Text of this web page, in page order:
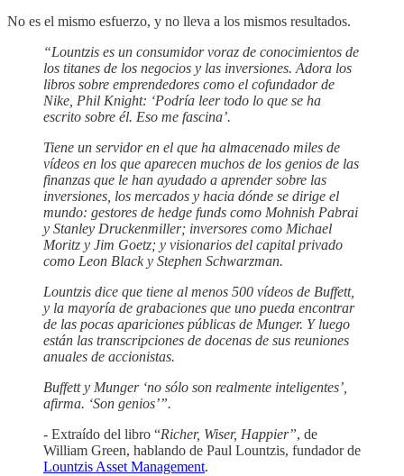
No es el mismo esfuerzo, y no lleva a los mismos resultados.
“Lountzis es un consumidor voraz de conocimientos de
los titanes de los negocios y las inversiones. Adora los
libros sobre emprendedores como el cofundador de
Nike, Phil Knight: ‘Podría leer todo lo que se ha
escrito sobre él. Eso me fascina’.
Tiene un servidor en el que ha almacenado miles de
vídeos en los que aparecen muchos de los genios de las
finanzas que le han ayudado a aprender sobre las
inversiones, los mercados y hacia dónde se dirige el
mundo: gestores de hedge funds como Mohnish Pabrai
y Stanley Druckenmiller; inversores como Michael
Moritz y Jim Goetz; y visionarios del capital privado
como Leon Black y Stephen Schwarzman.
Lountzis dice que tiene al menos 500 vídeos de Buffett,
y la mayoría de grabaciones que uno pueda encontrar
de las pocas apariciones públicas de Munger. Y luego
están las transcripciones de docenas de sus reuniones
anuales de accionistas.
Buffett y Munger ‘no sólo son realmente inteligentes’,
afirma. ‘Son genios’”.
- Extraído del libro “Richer, Wiser, Happier”, de
William Green, hablando de Paul Lountzis, fundador de
Lountzis Asset Management.